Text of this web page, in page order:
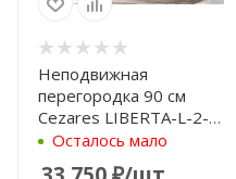
Неподвижная
перегородка 90 см
Cezares LIBERTA-L-2-
90-GR-NERO
Осталось мало